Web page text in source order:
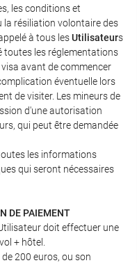
les conditions et
la résiliation volontaire des
à tous lesUtilisateurs
toutes les réglementations
avant de commencer
éventuelle lors
de visiter. Les mineurs de
d'une autorisation
qui peut être demandée
les informations
qui seront nécessaires
DE PAIEMENT
doit effectuer une
+ hôtel.
200 euros, ou son